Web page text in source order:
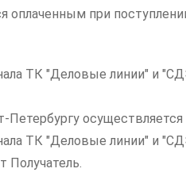
оплаченным при
ТК "Деловые линии" и
Петербургу осуществляется
ТК "Деловые линии" и
Получатель.